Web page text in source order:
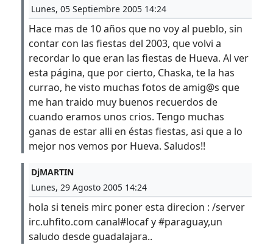
Lunes, 05 Septiembre 2005 14:24
Hace mas de 10 años que no voy al pueblo, sin
contar con las fiestas del 2003, que volvi a
recordar lo que eran las fiestas de Hueva. Al ver
esta página, que por cierto, Chaska, te la has
currao, he visto muchas fotos de amig@s que
me han traido muy buenos recuerdos de
cuando eramos unos crios. Tengo muchas
ganas de estar alli en éstas fiestas, asi que a lo
mejor nos vemos por Hueva. Saludos!!
DjMARTIN
Lunes, 29 Agosto 2005 14:24
hola si teneis mirc poner esta direcion : /server
irc.uhfito.com canal#locaf y #paraguay,un
saludo desde guadalajara..